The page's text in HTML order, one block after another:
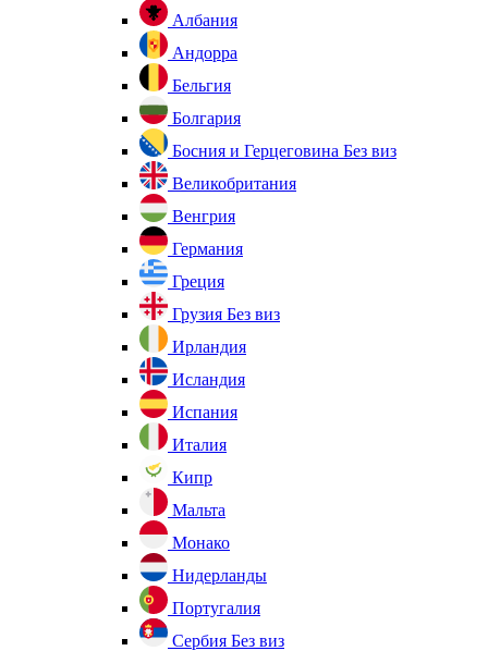
Албания
Андорра
Бельгия
Болгария
Босния и Герцеговина Без виз
Великобритания
Венгрия
Германия
Греция
Грузия Без виз
Ирландия
Исландия
Испания
Италия
Кипр
Мальта
Монако
Нидерланды
Португалия
Сербия Без виз